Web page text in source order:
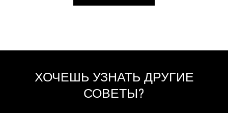
ХОЧЕШЬ УЗНАТЬ ДРУГИЕ
СОВЕТЫ?